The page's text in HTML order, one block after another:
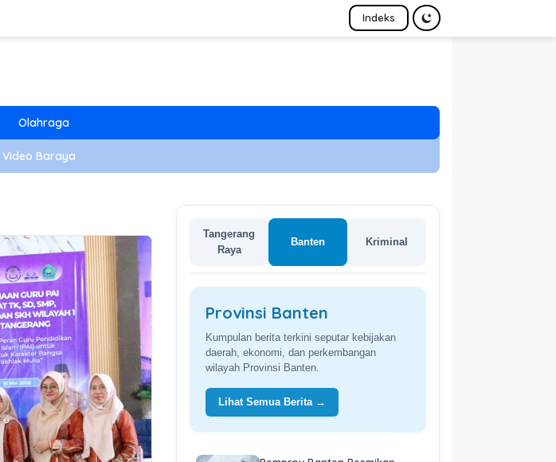
Indeks
Olahraga
Video Baraya
Tangerang
Raya
Banten Kriminal
Provinsi Banten
Kumpulan berita terkini seputar kebijakan
daerah, ekonomi, dan perkembangan
wilayah Provinsi Banten.
Lihat Semua Berita →